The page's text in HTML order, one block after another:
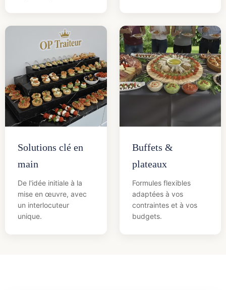
Solutions clé en
main
De l'idée initiale à la
mise en œuvre, avec
un interlocuteur
unique.
Buffets &
plateaux
Formules flexibles
adaptées à vos
contraintes et à vos
budgets.